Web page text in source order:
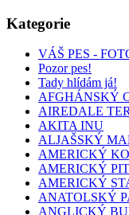
Kategorie
VÁŠ PES -
Pozor pes!
Tady hlídám já!
AFGHÁNSKÝ
AIREDALE
AKITA INU
ALJAŠSKÝ
AMERICKÝ
AMERICKÝ
AMERICKÝ
ANATOLSKÝ
ANGLICKÝ